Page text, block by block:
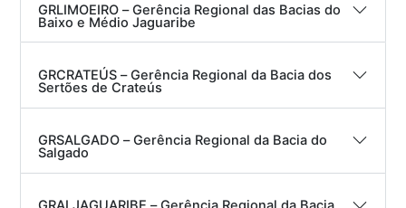
GRLIMOEIRO – Gerência Regional das Bacias do
Baixo e Médio Jaguaribe
GRCRATEÚS – Gerência Regional da Bacia dos
Sertões de Crateús
GRSALGADO – Gerência Regional da Bacia do
Salgado